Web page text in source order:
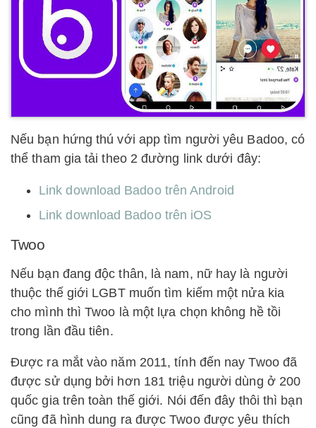
Nếu bạn hứng thú với app tìm người yêu Badoo, có
thể tham gia tải theo 2 đường link dưới đây:
Link download Badoo trên Android
Link download Badoo trên iOS
Twoo
Nếu bạn đang độc thân, là nam, nữ hay là người
thuộc thế giới LGBT muốn tìm kiếm một nửa kia
cho mình thì Twoo là một lựa chọn không hề tồi
trong lần đầu tiên.
Được ra mắt vào năm 2011, tính đến nay Twoo đã
được sử dụng bởi hơn 181 triệu người dùng ở 200
quốc gia trên toàn thế giới. Nói đến đây thôi thì bạn
cũng đã hình dung ra được Twoo được yêu thích